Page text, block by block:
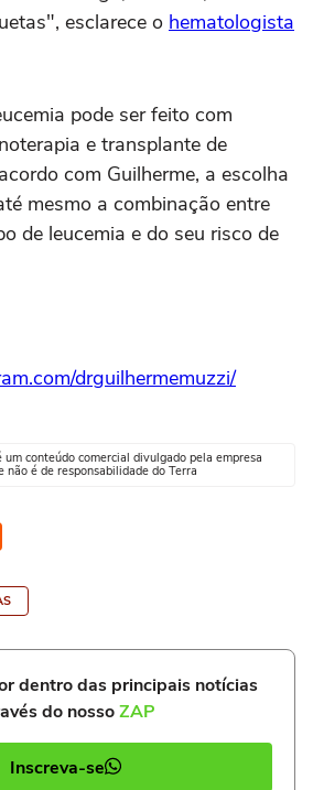
esclarece o hematologista
pode ser feito com
e transplante de
com Guilherme, a escolha
mesmo a combinação entre
de leucemia e do seu risco de
drguilhermemuzzi/
um conteúdo comercial divulgado pela empresa
não é de responsabilidade do Terra
dentro das principais notícias
do nossoZAP
Inscreva-se